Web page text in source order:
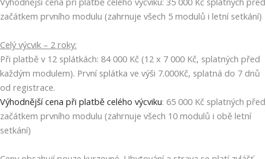
začátkem prvního modulu (zahrnuje všech 5 modulů i letní setkání)
Celý výcvik – 2 roky:
Při platbě v 12 splátkách: 84 000 Kč (12 x 7 000 Kč, splatných před
každým modulem). První splátka ve výši 7.000Kč, splatná do 7 dnů
od registrace.
Výhodnější cena při platbě celého výcviku: 65 000 Kč splatných před
začátkem prvního modulu (zahrnuje všech 10 modulů i obě letní
setkání)